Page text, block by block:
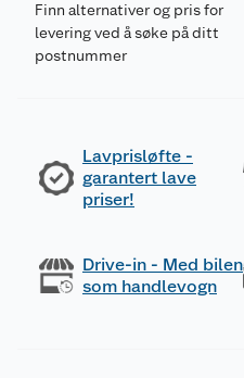
Finn alternativer og pris for
levering ved å søke på ditt
postnummer
Lavprisløfte -
garantert lave
priser!
Drive-in - Med bilen
som handlevogn